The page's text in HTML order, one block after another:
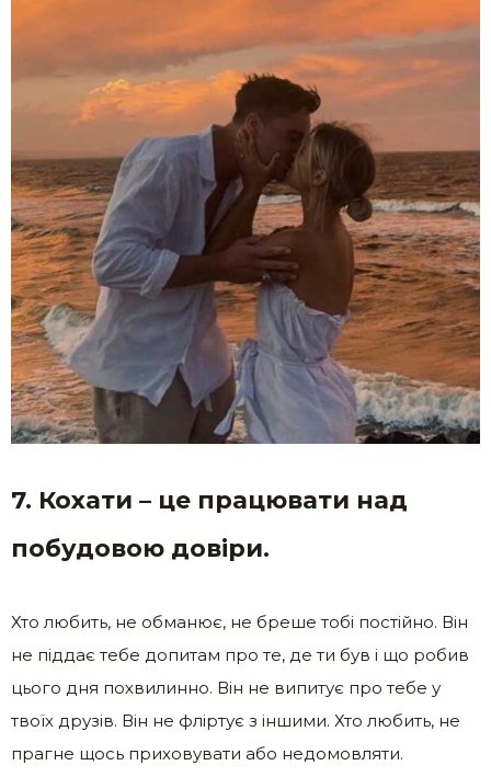
7. Кохати – це працювати над
побудовою довіри.
Хто любить, не обманює, не бреше тобі постійно. Він
не піддає тебе допитам про те, де ти був і що робив
цього дня похвилинно. Він не випитує про тебе у
твоїх друзів. Він не фліртує з іншими. Хто любить, не
прагне щось приховувати або недомовляти.